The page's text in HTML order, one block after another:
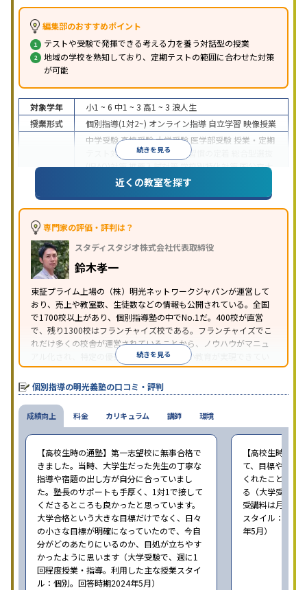
編集部のおすすめポイント
テストや受験で発揮できる考える力を養う対話型の授業
地域の学校を熟知しており、定期テストの範囲に合わせた対策
が可能
続きを見る
対象学年 小1 ~ 6 中1 ~ 3 高1 ~ 3 浪人生
授業形式
個別指導(1対2~) オンライン指導 自立学習 映像授業
中学受験高校受験大学受験 医学部受験 授業・定期
テスト対策
内申点対策 学習習慣の定着
(旧AO)対策推薦入試対策学校別特化対策国公立大
私大対策共通テスト対策
英語・英会話特化
対策その他科目別特化対策
特徴
中高一貫校生に対応
の振替可能
を利用オンライン対応1科目から受講可能
習のみの受講可
り
※2023年3月調査。小学校高学年の個別指導塾アンケート調査方法を参
近くの教室を探す
専門家の評価・評判は？
スタディスタジオ株式会社代表取締役
鈴木孝一
東証プライム上場の（株）明光ネットワークジャパンが運営して
おり、売上や教室数、生徒数などの情報も公開されている。全国
で1700校以上があり、個別指導塾の中でNo.1だ。400校が直営
で、残り1300校はフランチャイズ校である。フランチャイズでこ
れだけ多くの校舎が運営されていることから、ノウハウがマニュ
アル化され、特定の優秀な人材に依存しない教育が実現できてい
ることが推測される。
続きを見る
個別指導の明光義塾の口コミ・評判
成績向上
【高校生時の通塾】第一志望校に無事合格で
きました。当時、大学生だった先生の丁寧な
指導や宿題の出し方が自分に合っていまし
た。塾長のサポートも手厚く、1対1で接して
くださるところも良かったと思っています。
大学合格という大きな目標だけでなく、日々
の小さな目標が明確になっていたので、今自
分がどのあたりにいるのか、目処が立ちやす
かったように思います（大学受験で、週に1
回程度授業・指導。利用した主な授業スタイ
ル：個別。回答時期2024年5月）
【高校生時の通
て、目標や勉強
くれたことが、
る（大学受験で
受講料は月
スタイル：個別
年5月）
料金 カリキュラム 講師 環境